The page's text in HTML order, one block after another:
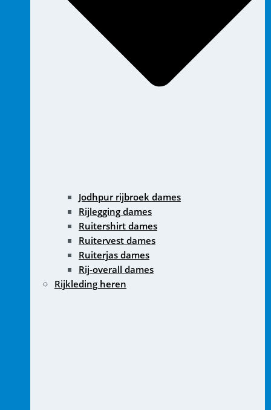
Jodhpur rijbroek dames
Rijlegging dames
Ruitershirt dames
Ruitervest dames
Ruiterjas dames
Rij-overall dames
Rijkleding heren